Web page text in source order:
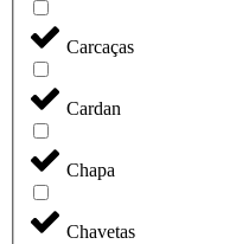
Carcaças
Cardan
Chapa
Chavetas